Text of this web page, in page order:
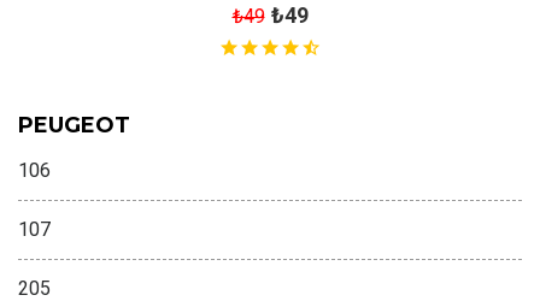
₺49 ₺49
PEUGEOT
106
107
205